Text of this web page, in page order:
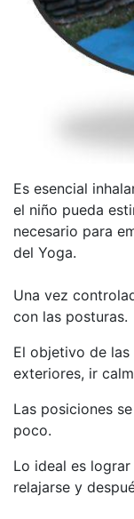
Es esencial
el niño pueda
necesario para
del Yoga.
Una vez
con las posturas.
El objetivo de
exteriores, ir
Las posiciones
poco.
Lo ideal es
relajarse y